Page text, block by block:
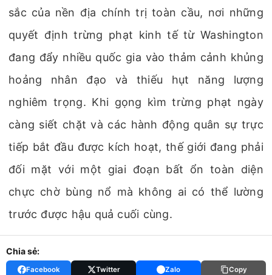
sắc của nền địa chính trị toàn cầu, nơi những
quyết định trừng phạt kinh tế từ Washington
đang đẩy nhiều quốc gia vào thảm cảnh khủng
hoảng nhân đạo và thiếu hụt năng lượng
nghiêm trọng. Khi gọng kìm trừng phạt ngày
càng siết chặt và các hành động quân sự trực
tiếp bắt đầu được kích hoạt, thế giới đang phải
đối mặt với một giai đoạn bất ổn toàn diện
chực chờ bùng nổ mà không ai có thể lường
trước được hậu quả cuối cùng.
Chia sẻ:
Facebook Twitter Zalo Copy